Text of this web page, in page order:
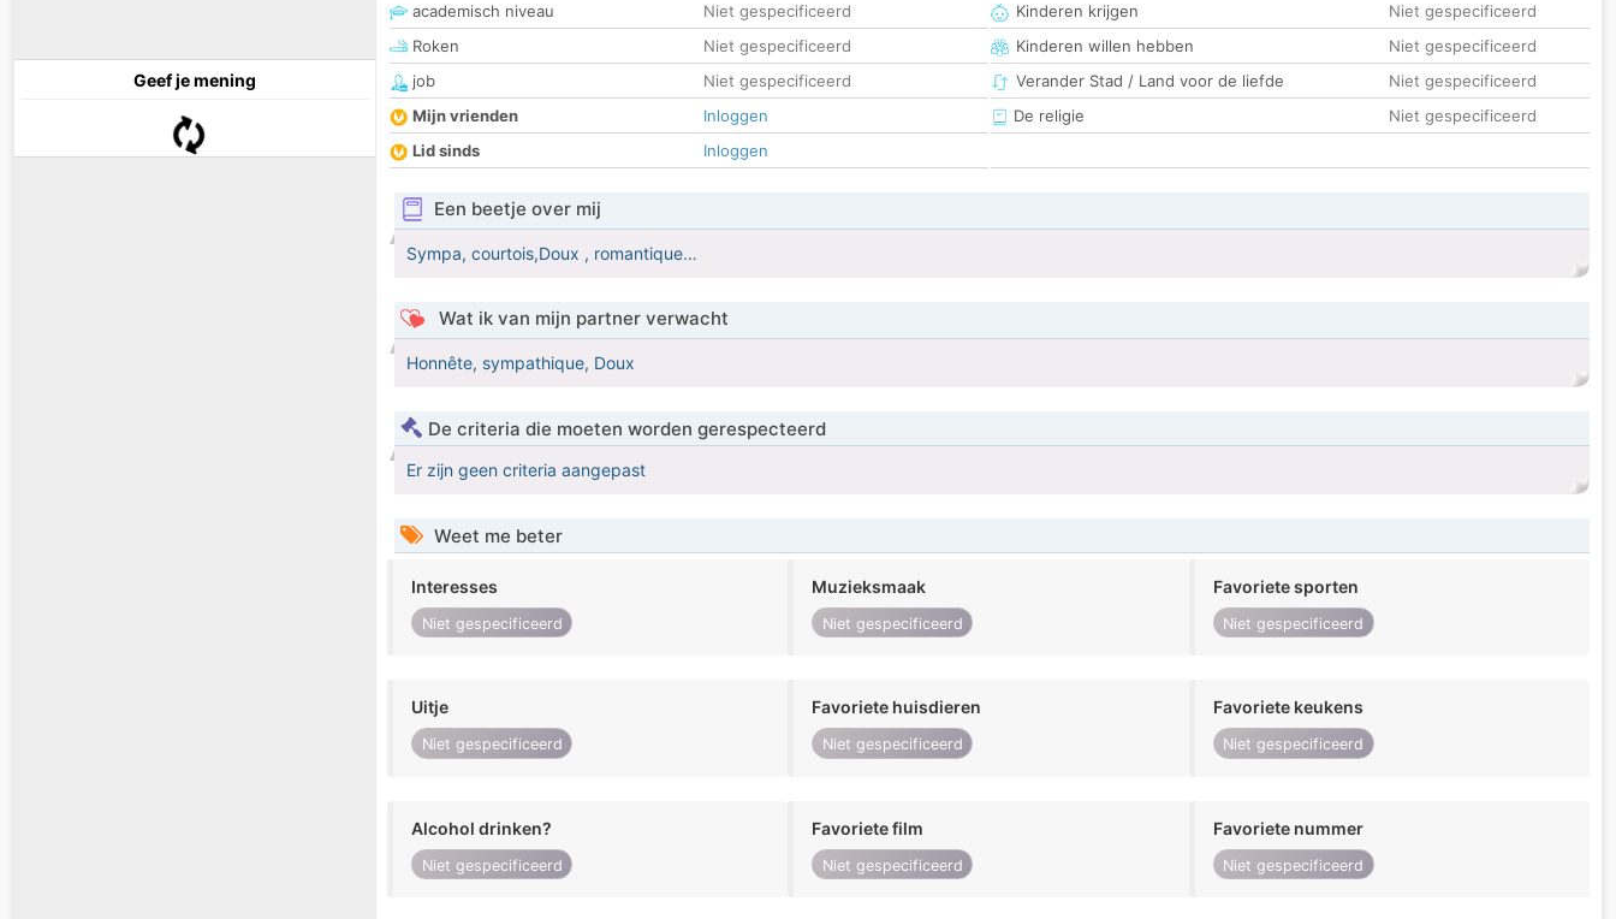
Geef je mening
academisch niveau
Niet gespecificeerd
Roken
Niet gespecificeerd
job
Niet gespecificeerd
Mijn vrienden
Inloggen
Lid sinds
Inloggen
Kinderen krijgen
Niet gespecificeerd
Kinderen willen hebben
Niet gespecificeerd
Verander Stad / Land voor de liefde
Niet gespecificeerd
De religie
Niet gespecificeerd
Een beetje over mij
Sympa, courtois,Doux , romantique…
Wat ik van mijn partner verwacht
Honnête, sympathique, Doux
De criteria die moeten worden gerespecteerd
Er zijn geen criteria aangepast
Weet me beter
Interesses
Niet gespecificeerd
Muzieksmaak
Niet gespecificeerd
Favoriete sporten
Niet gespecificeerd
Uitje
Niet gespecificeerd
Favoriete huisdieren
Niet gespecificeerd
Favoriete keukens
Niet gespecificeerd
Alcohol drinken?
Niet gespecificeerd
Favoriete film
Niet gespecificeerd
Favoriete nummer
Niet gespecificeerd